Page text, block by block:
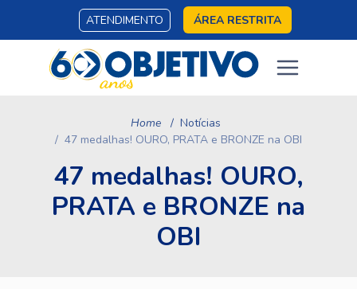
ATENDIMENTO ÁREA RESTRITA
Home
Notícias
47 medalhas! OURO, PRATA e BRONZE na OBI
47 medalhas! OURO,
PRATA e BRONZE na
OBI